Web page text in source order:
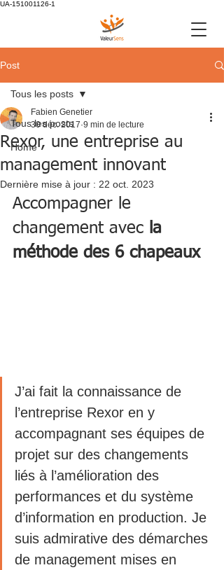
UA-151001126-1
Post
Tous les posts
Home
Tous les posts
Rexor, une entreprise au
management innovant
Fabien Genetier
30 déc. 2017 9 min de lecture
Dernière mise à jour : 22 oct. 2023
Accompagner le
changement avec la
méthode des 6 chapeaux
J’ai fait la connaissance de
l’entreprise Rexor en y
accompagnant ses équipes de
projet sur des changements
liés à l’amélioration des
performances et du système
d’information en production. Je
suis admirative des démarches
de management mises en